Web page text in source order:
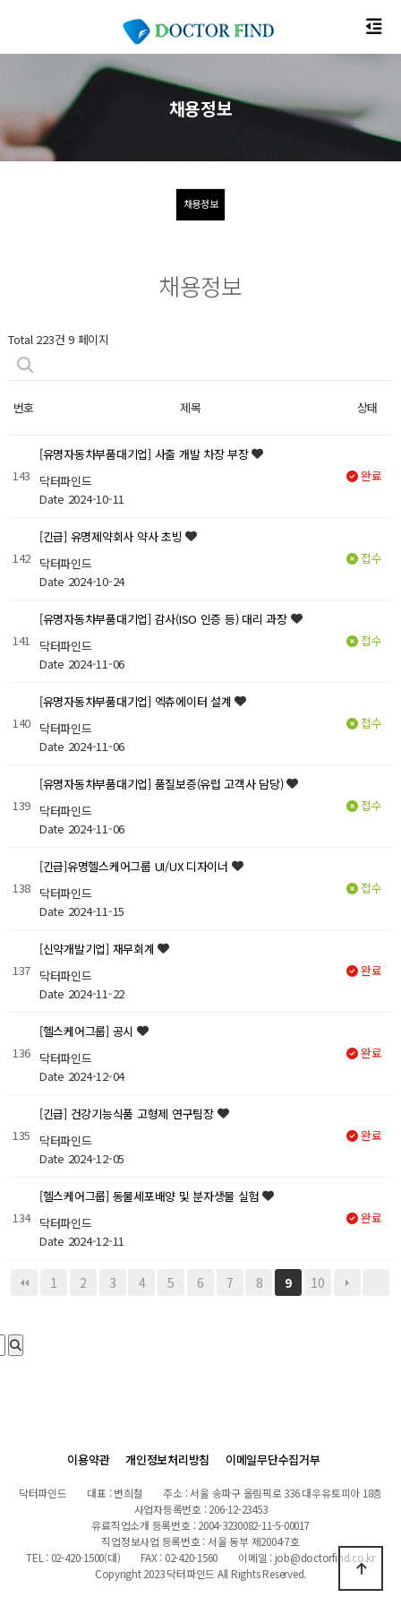
채용정보
채용정보
채용정보
Total 223건 9 페이지
번호 제목 상태
143
[유명자동차부품대기업] 사출 개발 차장 부장
닥터파인드
Date 2024-10-11
완료
142
[긴급] 유명제약회사 약사 초빙
닥터파인드
Date 2024-10-24
접수
141
[유명자동차부품대기업] 감사(ISO 인증 등) 대리 과장
닥터파인드
Date 2024-11-06
접수
140
[유명자동차부품대기업] 엑츄에이터 설계
닥터파인드
Date 2024-11-06
접수
139
[유명자동차부품대기업] 품질보증(유럽 고객사 담당)
닥터파인드
Date 2024-11-06
접수
138
[긴급]유명헬스케어그룹 UI/UX 디자이너
닥터파인드
Date 2024-11-15
접수
137
[신약개발기업] 재무회계
닥터파인드
Date 2024-11-22
완료
136
[헬스케어그룹] 공시
닥터파인드
Date 2024-12-04
완료
135
[긴급] 건강기능식품 고형제 연구팀장
닥터파인드
Date 2024-12-05
완료
134
[헬스케어그룹] 동물세포배양 및 분자생물 실험
닥터파인드
Date 2024-12-11
완료
1 2 3 4 5 6 7 8 9 10
이용약관 개인정보처리방침 이메일무단수집거부
닥터파인드 대표 : 변희철
주소 : 서울 송파구 올림픽로 336 대우유토피아 18층
사업자등록번호 : 206-12-23453
유료직업소개 등록번호 : 2004-3230082-11-5-00017
직업정보사업 등록번호 : 서울 동부 제2004-7호
TEL : 02-420-1500(대)
FAX : 02-420-1560
이메일 : job@doctorfind.co.kr
Copyright 2023 닥터파인드 All Rights Reserved.